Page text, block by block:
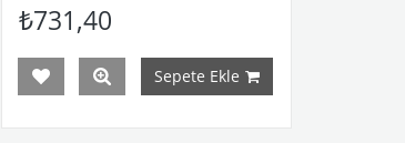
₺731,40
Sepete Ekle